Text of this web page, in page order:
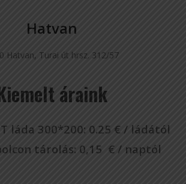
Hatvan
Hatvan, Turai út hrsz. 312/57
áraink
láda 300*200: 0.25 € / ládától
tárolás: 0,15 € / naptól